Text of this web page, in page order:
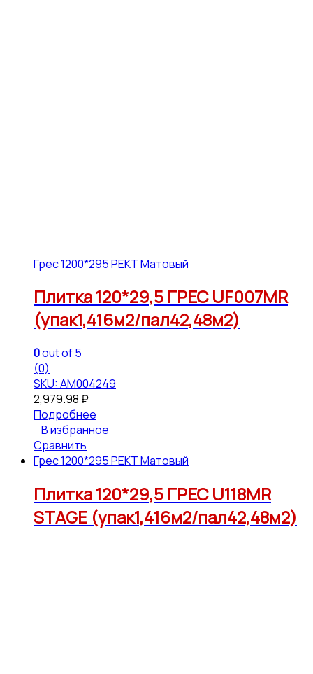
Грес 1200*295 РЕКТ Матовый
Плитка 120*29,5 ГРЕС UF007MR
(упак1,416м2/пал42,48м2)
0out of 5
(0)
SKU: АМ004249
2,979.98 ₽
Подробнее
В избранное
Сравнить
Грес 1200*295 РЕКТ Матовый
Плитка 120*29,5 ГРЕС U118MR
STAGE (упак1,416м2/пал42,48м2)